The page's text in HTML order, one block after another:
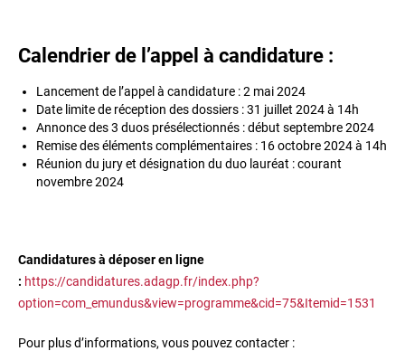
Calendrier de l’appel à candidature :
Lancement de l’appel à candidature : 2 mai 2024
Date limite de réception des dossiers : 31 juillet 2024 à 14h
Annonce des 3 duos présélectionnés : début septembre 2024
Remise des éléments complémentaires : 16 octobre 2024 à 14h
Réunion du jury et désignation du duo lauréat : courant
novembre 2024
Candidatures à déposer en ligne
: https://candidatures.adagp.fr/index.php?
option=com_emundus&view=programme&cid=75&Itemid=1531
Pour plus d’informations, vous pouvez contacter :